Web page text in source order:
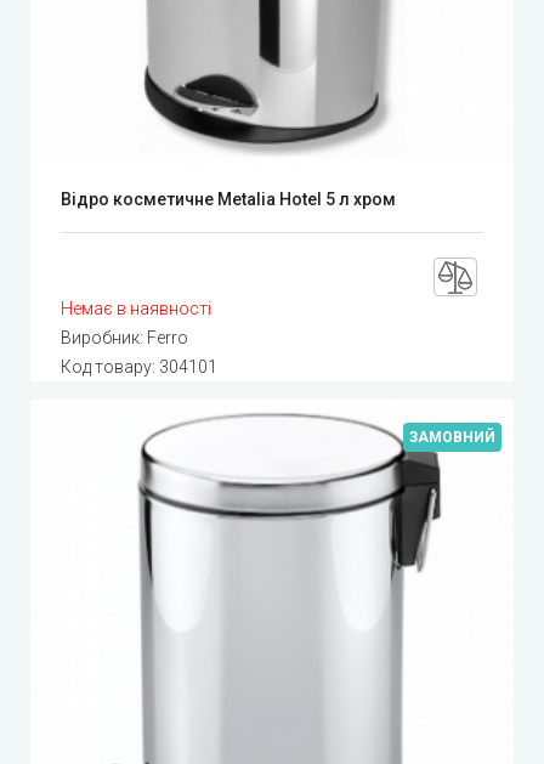
Відро косметичне Metalia Hotel 5 л хром
Немає в наявності
Виробник: Ferro
Код товару: 304101
ЗАМОВНИЙ